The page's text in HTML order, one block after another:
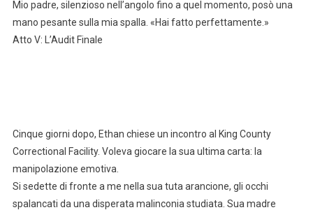
Mio padre, silenzioso nell’angolo fino a quel momento, posò una
mano pesante sulla mia spalla. «Hai fatto perfettamente.»
Atto V: L’Audit Finale
Cinque giorni dopo, Ethan chiese un incontro al King County
Correctional Facility. Voleva giocare la sua ultima carta: la
manipolazione emotiva.
Si sedette di fronte a me nella sua tuta arancione, gli occhi
spalancati da una disperata malinconia studiata. Sua madre